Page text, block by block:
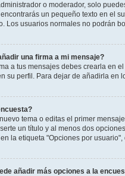
o moderador, solo
un pequeño texto en el
Los usuarios normales no podrán
una firma a mi mensaje?
a tus mensajes debes crearla en
su perfil. Para dejar de añadirla
tema o editas el primer
un título y al menos dos
la etiqueta "Opciones por
añadir más opciones a la